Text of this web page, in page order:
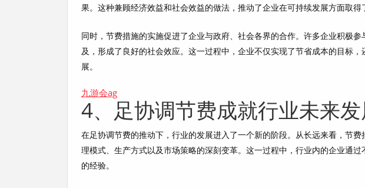
果。这种兼顾经济效益和社会效益的做法，推动了企业在可持续发展方面取得
同时，节费措施的实施促进了企业与政府、社会各界的合作。许多企业积极
及，形成了良好的社会效应。这一过程中，企业不仅实现了节省成本的目标
展。
九游会ag
4、足协调节费成就行业未来发
在足协调节费的推动下，行业的发展进入了一个新的阶段。从长远来看，节
理模式、生产方式以及市场策略的深刻变革。这一过程中，行业内的企业通
的经验。